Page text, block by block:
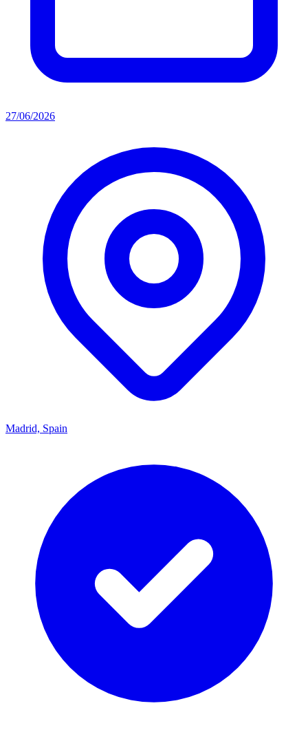
27/06/2026
Madrid, Spain